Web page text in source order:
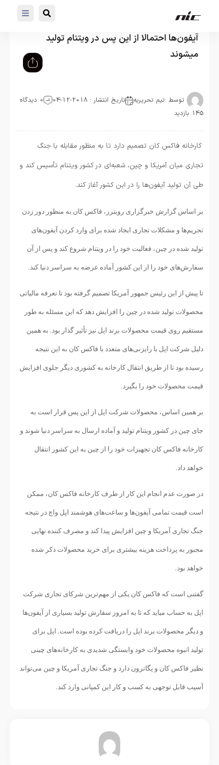
آیفون‌ها احتمالا از این پس در ویتنام تولید
میشوند
توسط :تیم تحریریه تاریخ انتشار : 2018-12-04
0 دیدگاه
145 بازدید
کارخانه فاکس کان تصمیم دارد تا به منظور مقابله با جنگ
تجاری میان آمریکا و چین، شعبه‌ای در کشور ویتنام تأسیس کند و
طی آن تولید آیفون‌ها را در این کشور آغاز کند.
بر اساس گزارش خبرگزاری رویترز، فاکس کان به منظور دور زدن
تحریم‌ها و مشکلات تجاری ایجاد شده برای وارد کردن آیفون‌های
تولید شده در چین، فعالیت خود را در ویتنام شروع کند و پس از آن
سفارش‌های خود را از این کشور آماده عرضه به سراسر دنیا کند.
تا پیش از این رئیس جمهور آمریکا تصمیم گرفته بود تا تعرفه مالیاتی
محصولات تولید شده در چین را افزایش دهد که این مسئله به طور
مستقیم روی قیمت محصولات برند اپل نیز تأثیر گذار بود. به همین
دلیل شرکت اپل با رایزنی‌های متعدد با فاکس کان به این نتیجه
رسیده بود تا از طریق انتقال کارخانه به کشوری دیگر جلوی افزایش
قیمت محصولات خود را بگیرد.
بر همین اساس، محصولات شرکت اپل از این پس قرار است به
جای چین در کشور ویتنام تولید و آماده ارسال به سراسر دنیا شوند و
کارخانه فاکس کان تجهیزات خود را از چین به این کشور انتقال
خواهد داد.
در صورت عدم انجام این کار از طرف کارخانه فاکس کان، ممکن
است قیمت تمامی آیفون‌ها و ساعت‌های هوشمند اپل واچ در نتیجه
جنگ تجاری آمریکا و چین افزایش پیدا کند و مصرف کننده نهایی
مجبور به پرداخت هزینه بیشتری برای خرید محصولات ذکر شده
خواهد بود.
گفتنی است که فاکس کان یکی از مهم‌ترین شرکای تجاری شرکت
اپل به حساب میاید که تا به امروز سفارش تولید بسیاری از آیفون‌ها
و دیگر محصولات برند اپل را دریافت کرده بوده است. اپل برای
تولید انبوه محصولات خود وابستگی شدیدی به کارخانه‌های چینی
نظیر فاکس کان و پگاترون دارد و جنگ تجاری آمریکا و چین می‌تواند
آسیب قابل توجهی به کسب و کار این کمپانی وارد کند.